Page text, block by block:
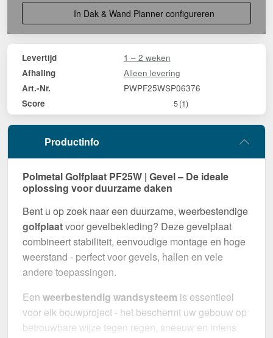
In Dak & Wand Planner configureren
Levertijd 1 – 2 weken
Afhaling Alleen levering
Art.-Nr. PWPF25WSP06376
Score 5(1)
Productinfo
Polmetal Golfplaat PF25W | Gevel – De ideale
oplossing voor duurzame daken
Bent u op zoek naar een duurzame, weerbestendige
golfplaatvoor gevelbekleding? Deze gevelplaat
combineert stabiliteit, eenvoudige montage en hoge
weerstand - perfect voor gevels, hallen en vele
andere toepassingen.
Een weerbestendig wandsysteem is essentieel
voor elk bouwproject - het beschermt uw gebouw op
betrouwbare wijze tegen regen, sneeuw en intens